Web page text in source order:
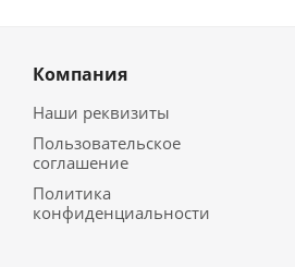
Компания
Наши реквизиты
Пользовательское
соглашение
Политика
конфиденциальности